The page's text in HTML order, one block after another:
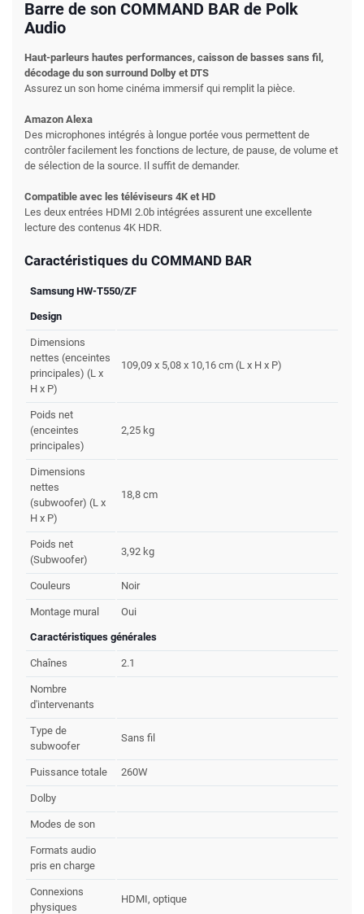
Barre de son COMMAND BAR de Polk
Audio
Haut-parleurs hautes performances, caisson de basses sans fil,
décodage du son surround Dolby et DTS
Assurez un son home cinéma immersif qui remplit la pièce.
Amazon Alexa
Des microphones intégrés à longue portée vous permettent de
contrôler facilement les fonctions de lecture, de pause, de volume et
de sélection de la source. Il suffit de demander.
Compatible avec les téléviseurs 4K et HD
Les deux entrées HDMI 2.0b intégrées assurent une excellente
lecture des contenus 4K HDR.
Caractéristiques du COMMAND BAR
Samsung HW-T550/ZF
Design
Dimensions
nettes (enceintes
principales) (L x
H x P)
109,09 x 5,08 x 10,16 cm (L x H x P)
Poids net
(enceintes
principales)
2,25 kg
Dimensions
nettes
(subwoofer) (L x
H x P)
18,8 cm
Poids net
(Subwoofer)
3,92 kg
Couleurs Noir
Montage mural Oui
Caractéristiques générales
Chaînes 2.1
Nombre
d'intervenants
Type de
subwoofer
Sans fil
Puissance totale 260W
Dolby
Modes de son
Formats audio
pris en charge
Connexions
physiques
HDMI, optique